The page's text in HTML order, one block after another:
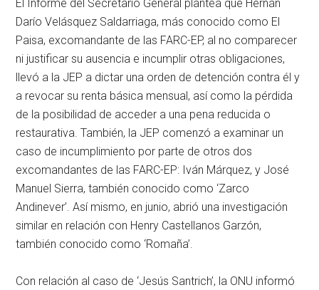
El Informe del Secretario General plantea que Hernán
Darío Velásquez Saldarriaga, más conocido como El
Paisa, excomandante de las FARC-EP, al no comparecer
ni justificar su ausencia e incumplir otras obligaciones,
llevó a la JEP a dictar una orden de detención contra él y
a revocar su renta básica mensual, así como la pérdida
de la posibilidad de acceder a una pena reducida o
restaurativa. También, la JEP comenzó a examinar un
caso de incumplimiento por parte de otros dos
excomandantes de las FARC-EP: Iván Márquez, y José
Manuel Sierra, también conocido como ‘Zarco
Andinever’. Así mismo, en junio, abrió una investigación
similar en relación con Henry Castellanos Garzón,
también conocido como ‘Romaña’.
Con relación al caso de ‘Jesús Santrich’, la ONU informó